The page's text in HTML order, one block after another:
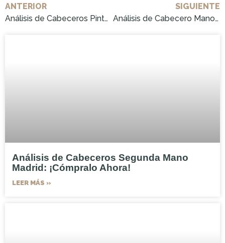
ANTERIOR
Análisis de Cabeceros Pintados a Mano: ¡Cómpralo Ahora!
SIGUIENTE
Análisis de Cabecero Mano a Mano: ¡Cómpralo ahora!
Análisis de Cabeceros Segunda Mano
Madrid: ¡Cómpralo Ahora!
LEER MÁS »